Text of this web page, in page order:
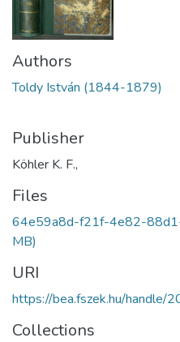
Authors
Toldy István (1844-1879)
Publisher
Köhler K. F.,
Files
64e59a8d-f21f-4e82-
MB)
URI
https://bea.fszek.hu/
Collections